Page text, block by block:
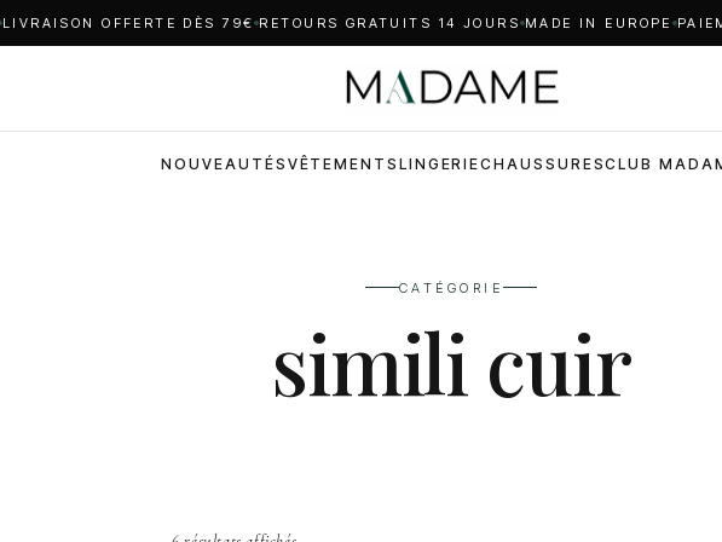
LIVRAISON OFFERTE DÈS 79€ RETOURS GRATUITS 14 JOURS MADE IN EUROPE
NOUVEAUTÉS VÊTEMENTS LINGERIECHAUSSURESCLUB
CATÉGORIE
simili cuir